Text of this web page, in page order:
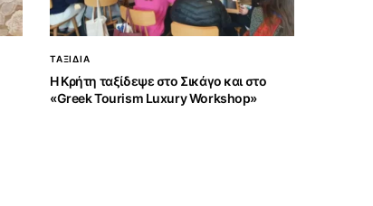
ΤΑΞΙΔΙΑ
Η Κρήτη ταξίδεψε στο Σικάγο και στο
«Greek Tourism Luxury Workshop»